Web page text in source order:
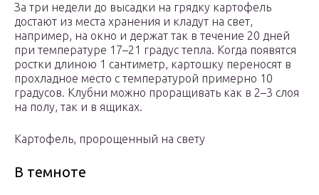
За три недели до высадки на грядку картофель
достают из места хранения и кладут на свет,
например, на окно и держат так в течение 20 дней
при температуре 17–21 градус тепла. Когда появятся
ростки длиною 1 сантиметр, картошку переносят в
прохладное место с температурой примерно 10
градусов. Клубни можно проращивать как в 2–3 слоя
на полу, так и в ящиках.
Картофель, пророщенный на свету
В темноте